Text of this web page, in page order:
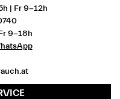
| Fr 9-12h
9-18h